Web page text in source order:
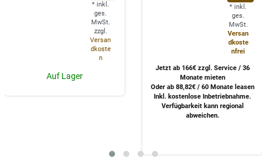
* inkl.
ges.
MwSt.
zzgl.
Versan
dkoste
n
Auf Lager
* inkl.
ges.
MwSt.
Versan
dkoste
nfrei
Jetzt ab 166€ zzgl. Service / 36
Monate mieten
Oder ab 88,82€ / 60 Monate leasen
Inkl. kostenlose Inbetriebnahme.
Verfügbarkeit kann regional
abweichen.